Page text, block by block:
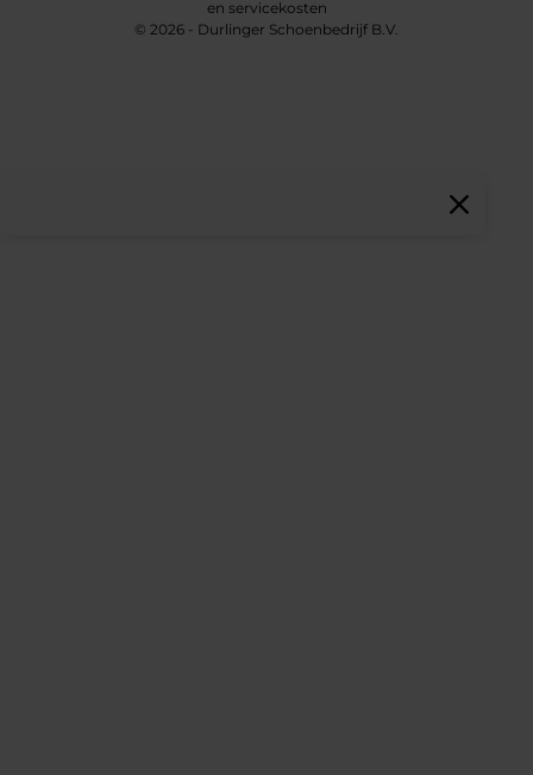
en servicekosten
© 2026 - Durlinger Schoenbedrijf B.V.